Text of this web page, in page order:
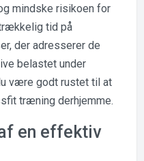
mindske risikoen for
tid på
der adresserer de
belastet under
være godt rustet til at
træning derhjemme.
en effektiv